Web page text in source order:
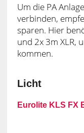
Um die PA
verbinden,
sparen. Hier
und 2x 3m XLR,
kommen.
Licht
Eurolite KLS FX